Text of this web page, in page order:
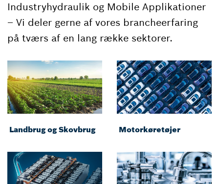
Industryhydraulik og Mobile Applikationer
– Vi deler gerne af vores brancheerfaring
på tværs af en lang række sektorer.
Landbrug og Skovbrug Motorkøretøjer